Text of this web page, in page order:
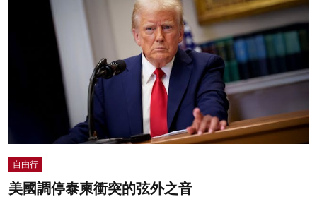
灼見活動
自由行
美國調停泰柬衝突的弦外之音